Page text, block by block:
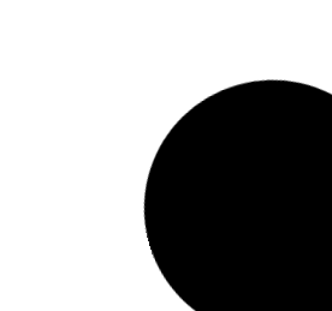
creatividad, ideal para
6 de desembre de 2025